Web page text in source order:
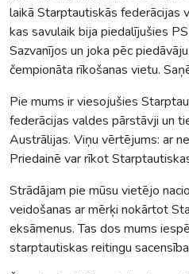
laikā Starptautiskās federācijas
kas savulaik bija piedalījušies
Sazvanījos un joka pēc
čempionāta rīkošanas vietu.
Pie mums ir viesojušies
federācijas valdes pārstāvji un
Austrālijas. Viņu vērtējums: ar
Priedainē var rīkot
Strādājam pie mūsu vietējo
veidošanas ar mērķi nokārtot
eksāmenus. Tas dos mums
starptautiskas reitingu